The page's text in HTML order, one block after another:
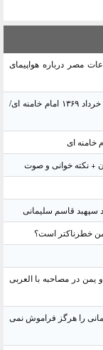
مصر درباره هواپیمای
منشور گفتمان امام و انقلاب - 7 /بخش دوم : شرح پیام ۱۰ خرداد ۱۳۶۹ امام خامنه ای/
خامنه ای
+ نکته خوانی و صوت
سپهبد قاسم سلیمانی
خطرناکتر است؟
در مصاحبه با العربی
را هرگز فراموش نمی